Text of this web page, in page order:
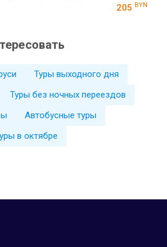
205 BYN
Туры выходного дня
Туры без ночных переездов
Автобусные туры
в октябре